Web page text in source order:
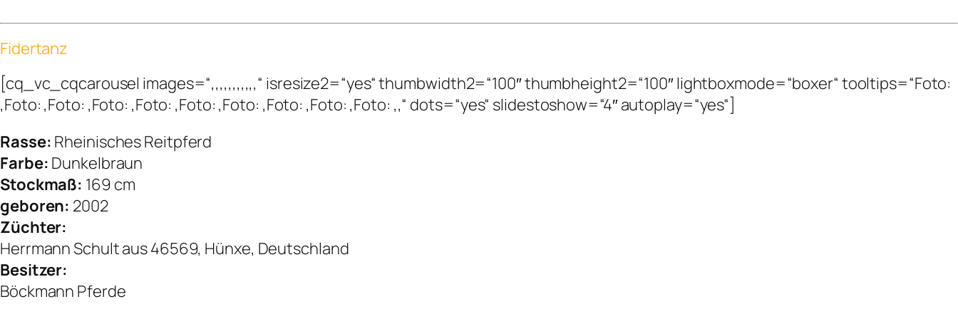
Fidertanz
[cq_vc_cqcarousel images=“,,,,,,,,,,,“ isresize2=“yes“ thumbwidth2=“100″ thumbheight2=“100″ lightboxmode=“boxer“ tooltips=“Foto:
,Foto: ,Foto: ,Foto: ,Foto: ,Foto: ,Foto: ,Foto: ,Foto: ,Foto: ,,“ dots=“yes“ slidestoshow=“4″ autoplay=“yes“]
Rasse: Rheinisches Reitpferd
Farbe: Dunkelbraun
Stockmaß: 169 cm
geboren: 2002
Züchter:
Herrmann Schult aus 46569, Hünxe, Deutschland
Besitzer:
Böckmann Pferde